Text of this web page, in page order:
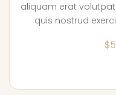
aliquam erat
quis nostrud